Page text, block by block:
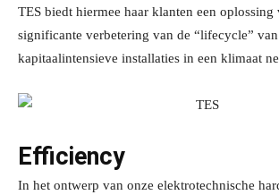
TES biedt hiermee haar klanten een oplossing
significante verbetering van de “lifecycle” van
kapitaalintensieve installaties in een klimaat
Efficiency
In het ontwerp van onze elektrotechnische